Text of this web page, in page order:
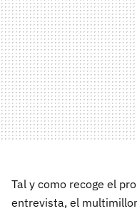
Tal y como recoge el
entrevista, el